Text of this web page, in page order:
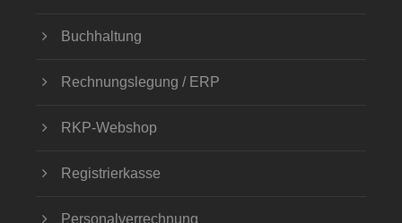
Buchhaltung
Rechnungslegung / ERP
RKP-Webshop
Registrierkasse
Personalverrechnung